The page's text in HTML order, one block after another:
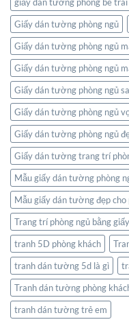
Giấy dán tường phòng ngủ
Giấy dán tường phòng ngủ
Giấy dán tường phòng ngủ
Giấy dán tường phòng ngủ
Giấy dán tường phòng ngủ
Giấy dán tường phòng ngủ
Giấy dán tường trang trí
Mẫu giấy dán tường phòng
Mẫu giấy dán tường đẹp cho
Trang trí phòng ngủ bằng
tranh 5D phòng khách
tranh dán tường 5d là gì
Tranh dán tường phòng
tranh dán tường trẻ em